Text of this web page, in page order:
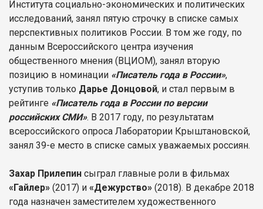
Института социально-экономических и политических
исследований, занял пятую строчку в списке самых
перспективных политиков России. В том же году, по
данным Всероссийского центра изучения
общественного мнения (ВЦИОМ), занял вторую
позицию в номинации «Писатель года в России»,
уступив только Дарье Донцовой, и стал первым в
рейтинге «Писатель года в России по версии
российских СМИ». В 2017 году, по результатам
всероссийского опроса Лаборатории Крыштановской,
занял 39-е место в списке самых уважаемых россиян.
Захар Прилепин сыграл главные роли в фильмах
«Гайлер» (2017) и «Дежурство» (2018). В декабре 2018
года назначен заместителем художественного